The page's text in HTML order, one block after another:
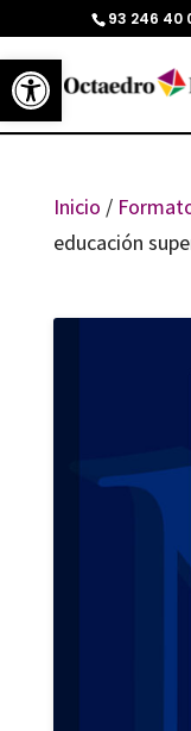
Abrir barra de
93 246 40
Inicio /
educación